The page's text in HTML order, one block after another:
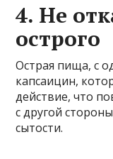
4. Не
острого
Острая пища, с
капсаицин,
действие, что
с другой
сытости.